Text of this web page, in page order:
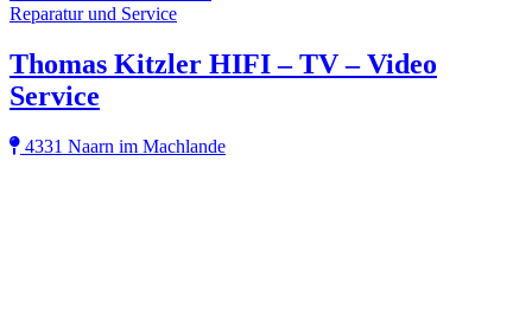
Reparatur und Service
Thomas Kitzler HIFI – TV – Video
Service
4331 Naarn im Machlande